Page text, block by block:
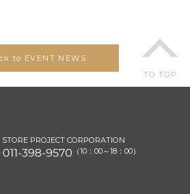
TO TOP
to EVENT NEWS
STORE PROJECT CORPORATION
（10：00～18：00）